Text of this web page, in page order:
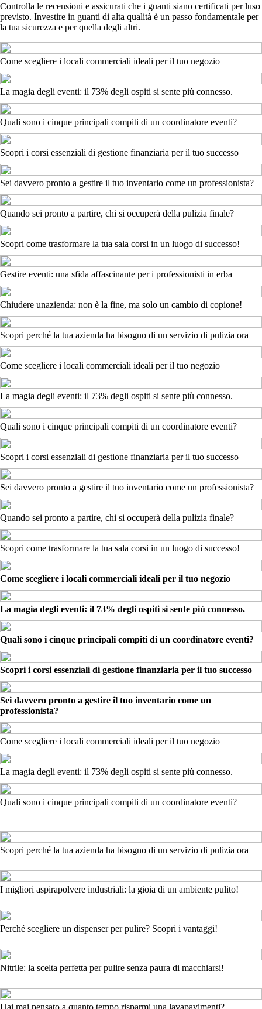
Controlla le recensioni e assicurati che i guanti siano certificati per luso
previsto. Investire in guanti di alta qualità è un passo fondamentale per
la tua sicurezza e per quella degli altri.
Come scegliere i locali commerciali ideali per il tuo negozio
La magia degli eventi: il 73% degli ospiti si sente più connesso.
Quali sono i cinque principali compiti di un coordinatore eventi?
Scopri i corsi essenziali di gestione finanziaria per il tuo successo
Sei davvero pronto a gestire il tuo inventario come un professionista?
Quando sei pronto a partire, chi si occuperà della pulizia finale?
Scopri come trasformare la tua sala corsi in un luogo di successo!
Gestire eventi: una sfida affascinante per i professionisti in erba
Chiudere unazienda: non è la fine, ma solo un cambio di copione!
Scopri perché la tua azienda ha bisogno di un servizio di pulizia ora
Come scegliere i locali commerciali ideali per il tuo negozio
La magia degli eventi: il 73% degli ospiti si sente più connesso.
Quali sono i cinque principali compiti di un coordinatore eventi?
Scopri i corsi essenziali di gestione finanziaria per il tuo successo
Sei davvero pronto a gestire il tuo inventario come un professionista?
Quando sei pronto a partire, chi si occuperà della pulizia finale?
Scopri come trasformare la tua sala corsi in un luogo di successo!
Come scegliere i locali commerciali ideali per il tuo negozio
La magia degli eventi: il 73% degli ospiti si sente più connesso.
Quali sono i cinque principali compiti di un coordinatore eventi?
Scopri i corsi essenziali di gestione finanziaria per il tuo successo
Sei davvero pronto a gestire il tuo inventario come un
professionista?
Come scegliere i locali commerciali ideali per il tuo negozio
La magia degli eventi: il 73% degli ospiti si sente più connesso.
Quali sono i cinque principali compiti di un coordinatore eventi?
Scopri perché la tua azienda ha bisogno di un servizio di pulizia ora
I migliori aspirapolvere industriali: la gioia di un ambiente pulito!
Perché scegliere un dispenser per pulire? Scopri i vantaggi!
Nitrile: la scelta perfetta per pulire senza paura di macchiarsi!
Hai mai pensato a quanto tempo risparmi una lavapavimenti?